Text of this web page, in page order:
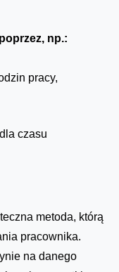
np.:
pracy,
czasu
metoda, którą
pracownika.
na danego